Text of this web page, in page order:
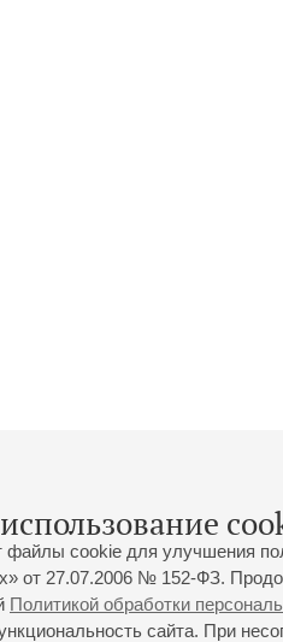
файлы cookie для улучшения
от 27.07.2006 № 152-ФЗ.
Политикой обработки
сайта. При